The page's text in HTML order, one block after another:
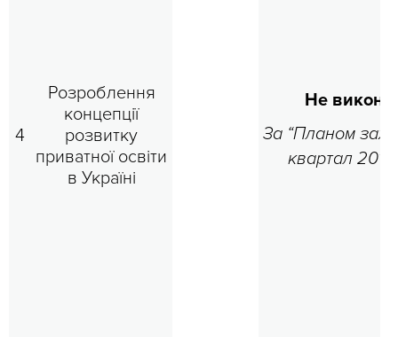
4
Розроблення
концепції
розвитку
приватної освіти
в Україні
Не
За “Планом
квартал 2018